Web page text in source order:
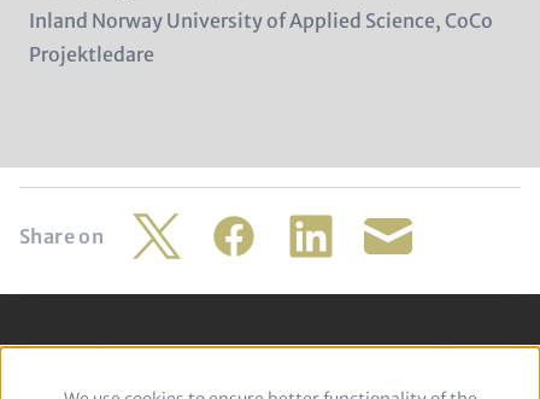
Position
(subline)
Inland Norway University of Applied Science, CoCo
Projektledare
Share on
mail